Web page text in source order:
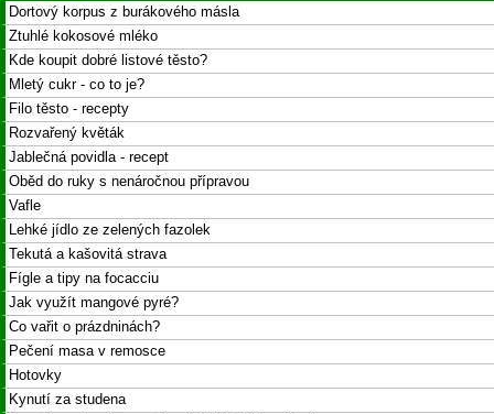
Dortový korpus z burákového másla
Ztuhlé kokosové mléko
Kde koupit dobré listové těsto?
Mletý cukr - co to je?
Filo těsto - recepty
Rozvařený květák
Jablečná povidla - recept
Oběd do ruky s nenáročnou přípravou
Vafle
Lehké jídlo ze zelených fazolek
Tekutá a kašovitá strava
Fígle a tipy na focacciu
Jak využít mangové pyré?
Co vařit o prázdninách?
Pečení masa v remosce
Hotovky
Kynutí za studena